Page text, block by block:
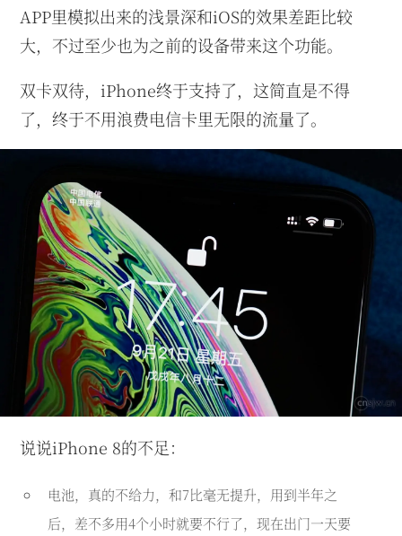
APP里模拟出来的浅景深和iOS的效果差距比较
大，不过至少也为之前的设备带来这个功能。
双卡双待，iPhone终于支持了，这简直是不得
了，终于不用浪费电信卡里无限的流量了。
说说iPhone 8的不足：
电池，真的不给力，和7比毫无提升，用到半年之
后，差不多用4个小时就要不行了，现在出门一天要